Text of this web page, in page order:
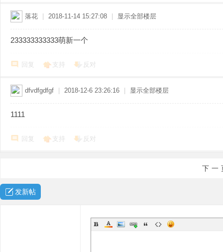
落花 2018-11-14 15:27:08 显示全部楼层
233333333333萌新一个
回复 支持 反对
dfvdfgdfgf 2018-12-6 23:26:16 显示全部楼层
1111
回复 支持 反对
下
发新帖